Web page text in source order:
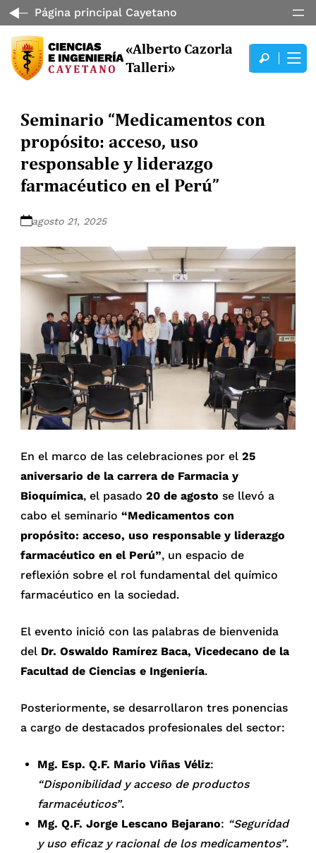
Página principal Cayetano
«Alberto Cazorla
Talleri»
Seminario “Medicamentos con
propósito: acceso, uso
responsable y liderazgo
farmacéutico en el Perú”
agosto 21, 2025
En el marco de las celebraciones por el25
aniversario de la carrera de Farmacia y
Bioquímica, el pasado20 de agosto se llevó a
cabo el seminario“Medicamentos con
propósito: acceso, uso responsable y liderazgo
farmacéutico en el Perú”, un espacio de
reflexión sobre el rol fundamental del químico
farmacéutico en la sociedad.
El evento inició con las palabras de bienvenida
del Dr. Oswaldo Ramírez Baca, Vicedecano de la
Facultad de Ciencias e Ingeniería.
Posteriormente, se desarrollaron tres ponencias
a cargo de destacados profesionales del sector:
Mg. Esp. Q.F. Mario Viñas Véliz:
“Disponibilidad y acceso de productos
farmacéuticos”.
Mg. Q.F. Jorge Lescano Bejarano: “Seguridad
y uso eficaz y racional de los medicamentos”.